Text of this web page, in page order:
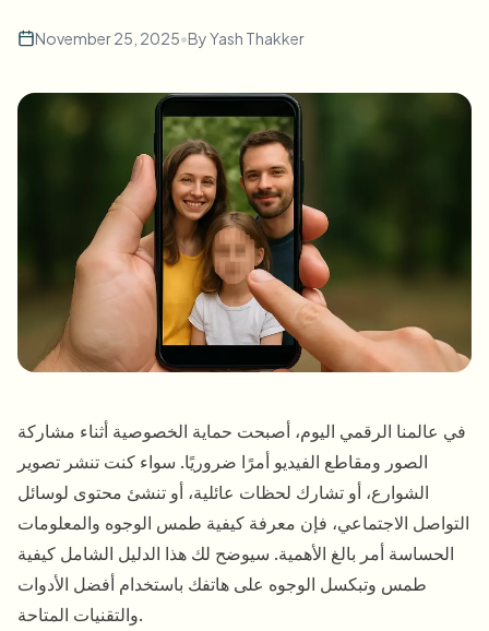
تبديل الوجه - فيديو
طمس فيديوهات بالجملة
عالج عدة فيديوهات دفعة واحدة
خطوط أنابيب عالية الإنتاجية
طمس أي شيء
مناطق المؤسسات والسياسات والمراجعة
أتمتة التحميلات والمهام وخطافات الويب
نموذج الاتصال
ذكاء الفيديو
إزالة الخلفية بالجملة
November 25, 2025•ByYash Thakker
في عالمنا الرقمي اليوم، أصبحت حماية الخصوصية أثناء مشاركة
الصور ومقاطع الفيديو أمرًا ضروريًا. سواء كنت تنشر تصوير
الشوارع، أو تشارك لحظات عائلية، أو تنشئ محتوى لوسائل
التواصل الاجتماعي، فإن معرفة كيفية طمس الوجوه والمعلومات
الحساسة أمر بالغ الأهمية. سيوضح لك هذا الدليل الشامل كيفية
طمس وتبكسل الوجوه على هاتفك باستخدام أفضل الأدوات
والتقنيات المتاحة.